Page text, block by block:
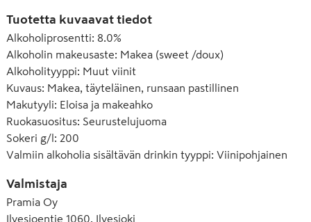
Tuotetta kuvaavat tiedot
Alkoholiprosentti: 8.0%
Alkoholin makeusaste: Makea (sweet /doux)
Alkoholityyppi: Muut viinit
Kuvaus: Makea, täyteläinen, runsaan pastillinen
Makutyyli: Eloisa ja makeahko
Ruokasuositus: Seurustelujuoma
Sokeri g/l: 200
Valmiin alkoholia sisältävän drinkin tyyppi: Viinipohjainen
Valmistaja
Pramia Oy
Ilvesjoentie 1060, Ilvesjoki